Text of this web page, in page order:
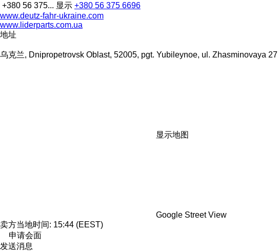
+380 56 375... 显示 +380 56 375 6696
www.deutz-fahr-ukraine.com
www.liderparts.com.ua
地址
乌克兰, Dnipropetrovsk Oblast, 52005, pgt. Yubileynoe, ul. Zhasminovaya 27
显示地图
Google Street View
卖方当地时间: 15:44 (EEST)
申请会面
发送消息